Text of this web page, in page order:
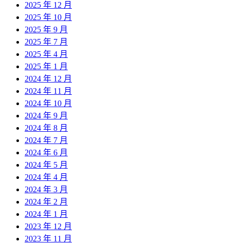
2025 年 12 月
2025 年 10 月
2025 年 9 月
2025 年 7 月
2025 年 4 月
2025 年 1 月
2024 年 12 月
2024 年 11 月
2024 年 10 月
2024 年 9 月
2024 年 8 月
2024 年 7 月
2024 年 6 月
2024 年 5 月
2024 年 4 月
2024 年 3 月
2024 年 2 月
2024 年 1 月
2023 年 12 月
2023 年 11 月